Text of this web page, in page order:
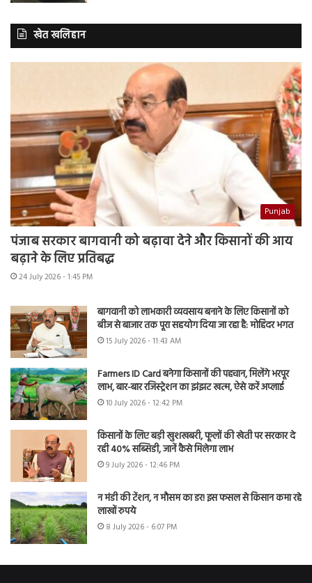
खेत खलिहान
Punjab
पंजाब सरकार बागवानी को बढ़ावा देने और किसानों की आय
बढ़ाने के लिए प्रतिबद्ध
24 July 2026 - 1:45 PM
बागवानी को लाभकारी व्यवसाय बनाने के लिए किसानों को
बीज से बाजार तक पूरा सहयोग दिया जा रहा है: मोहिंदर भगत
15 July 2026 - 11:43 AM
Farmers ID Card बनेगा किसानों की पहचान, मिलेंगे भरपूर
लाभ, बार-बार रजिस्ट्रेशन का झंझट खत्म, ऐसे करें अप्लाई
10 July 2026 - 12:42 PM
किसानों के लिए बड़ी खुशखबरी, फूलों की खेती पर सरकार दे
रही 40% सब्सिडी, जानें कैसे मिलेगा लाभ
9 July 2026 - 12:46 PM
न मंडी की टेंशन, न मौसम का डर! इस फसल से किसान कमा रहे
लाखों रुपये
8 July 2026 - 6:07 PM